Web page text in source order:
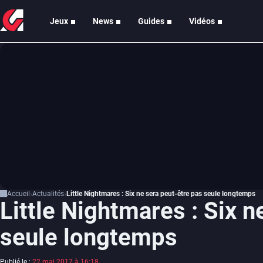
Jeux News Guides Vidéos
Accueil Actualités Little Nightmares : Six ne sera peut-être pas seule longtemps
Little Nightmares : Six
seule longtemps